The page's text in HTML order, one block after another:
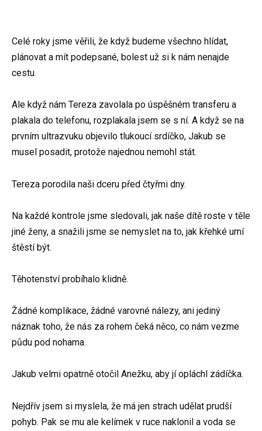
Celé roky jsme věřili, že když budeme všechno hlídat,
plánovat a mít podepsané, bolest už si k nám nenajde
cestu.
Ale když nám Tereza zavolala po úspěšném transferu a
plakala do telefonu, rozplakala jsem se s ní. A když se na
prvním ultrazvuku objevilo tlukoucí srdíčko, Jakub se
musel posadit, protože najednou nemohl stát.
Tereza porodila naši dceru před čtyřmi dny.
Na každé kontrole jsme sledovali, jak naše dítě roste v těle
jiné ženy, a snažili jsme se nemyslet na to, jak křehké umí
štěstí být.
Těhotenství probíhalo klidně.
Žádné komplikace, žádné varovné nálezy, ani jediný
náznak toho, že nás za rohem čeká něco, co nám vezme
půdu pod nohama.
Jakub velmi opatrně otočil Anežku, aby jí opláchl zádíčka.
Nejdřív jsem si myslela, že má jen strach udělat prudší
pohyb. Pak se mu ale kelímek v ruce naklonil a voda se